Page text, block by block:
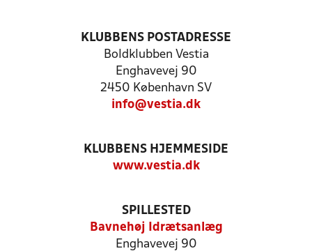
KLUBBENS POSTADRESSE
Boldklubben Vestia
Enghavevej 90
2450 København SV
info@vestia.dk
KLUBBENS HJEMMESIDE
www.vestia.dk
SPILLESTED
Bavnehøj Idrætsanlæg
Enghavevej 90